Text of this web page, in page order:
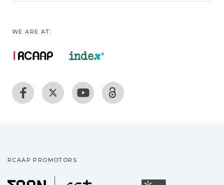
WE ARE AT:
RCAAP PROMOTORS
Fundação para a